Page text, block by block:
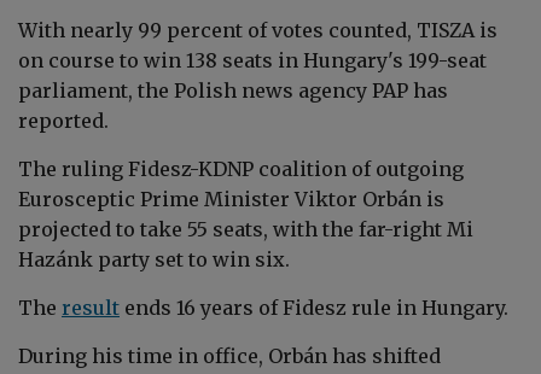
With nearly 99 percent of votes counted, TISZA is
on course to win 138 seats in Hungary's 199-seat
parliament, the Polish news agency PAP has
reported.
The ruling Fidesz-KDNP coalition of outgoing
Eurosceptic Prime Minister Viktor Orbán is
projected to take 55 seats, with the far-right Mi
Hazánk party set to win six.
The result ends 16 years of Fidesz rule in Hungary.
During his time in office, Orbán has shifted